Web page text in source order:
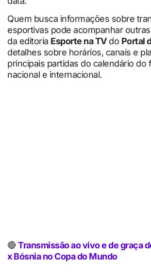
Quem busca informações sobre
esportivas pode acompanhar
da editoria Esporte na TVdo Portal
detalhes sobre horários, canais e
principais partidas do calendário do
nacional e internacional.
🔴 Transmissão ao vivo e de graça
x Bósnia no Copa do Mundo